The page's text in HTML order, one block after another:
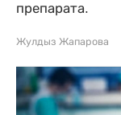
препарата.
Жулдыз Жапарова